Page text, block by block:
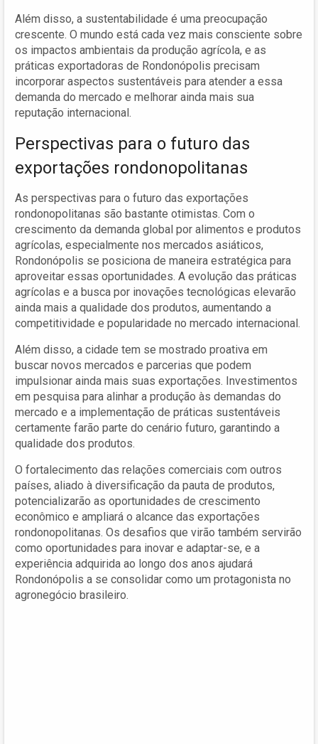
Além disso, a sustentabilidade é uma preocupação
crescente. O mundo está cada vez mais consciente sobre
os impactos ambientais da produção agrícola, e as
práticas exportadoras de Rondonópolis precisam
incorporar aspectos sustentáveis para atender a essa
demanda do mercado e melhorar ainda mais sua
reputação internacional.
Perspectivas para o futuro das
exportações rondonopolitanas
As perspectivas para o futuro das exportações
rondonopolitanas são bastante otimistas. Com o
crescimento da demanda global por alimentos e produtos
agrícolas, especialmente nos mercados asiáticos,
Rondonópolis se posiciona de maneira estratégica para
aproveitar essas oportunidades. A evolução das práticas
agrícolas e a busca por inovações tecnológicas elevarão
ainda mais a qualidade dos produtos, aumentando a
competitividade e popularidade no mercado internacional.
Além disso, a cidade tem se mostrado proativa em
buscar novos mercados e parcerias que podem
impulsionar ainda mais suas exportações. Investimentos
em pesquisa para alinhar a produção às demandas do
mercado e a implementação de práticas sustentáveis
certamente farão parte do cenário futuro, garantindo a
qualidade dos produtos.
O fortalecimento das relações comerciais com outros
países, aliado à diversificação da pauta de produtos,
potencializarão as oportunidades de crescimento
econômico e ampliará o alcance das exportações
rondonopolitanas. Os desafios que virão também servirão
como oportunidades para inovar e adaptar-se, e a
experiência adquirida ao longo dos anos ajudará
Rondonópolis a se consolidar como um protagonista no
agronegócio brasileiro.